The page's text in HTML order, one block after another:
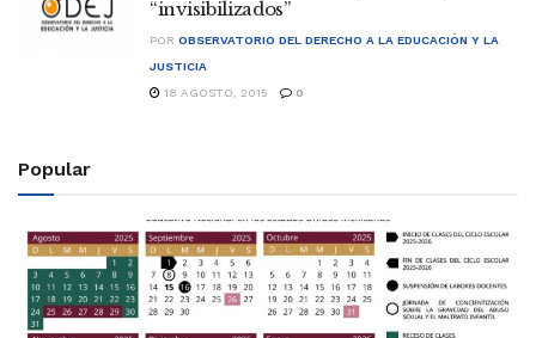
“invisibilizados”
POR OBSERVATORIO DEL DERECHO A LA EDUCACIÓN Y LA
JUSTICIA
18 AGOSTO, 2015
0
Popular